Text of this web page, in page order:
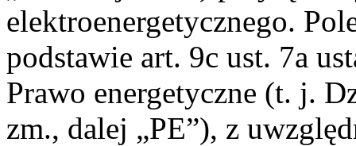
elektroenergetycznego.
podstawie art. 9c ust. 7a
Prawo energetyczne (t. j.
zm., dalej „PE”), z